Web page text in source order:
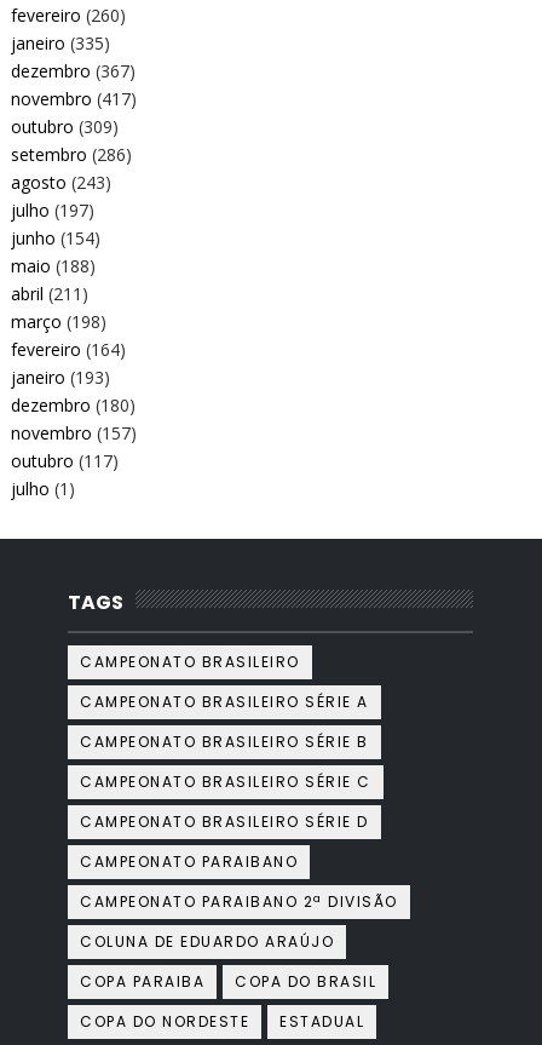
fevereiro (260)
janeiro (335)
dezembro (367)
novembro (417)
outubro (309)
setembro (286)
agosto (243)
julho (197)
junho (154)
maio (188)
abril (211)
março (198)
fevereiro (164)
janeiro (193)
dezembro (180)
novembro (157)
outubro (117)
julho (1)
TAGS
CAMPEONATO BRASILEIRO
CAMPEONATO BRASILEIRO SÉRIE A
CAMPEONATO BRASILEIRO SÉRIE B
CAMPEONATO BRASILEIRO SÉRIE C
CAMPEONATO BRASILEIRO SÉRIE D
CAMPEONATO PARAIBANO
CAMPEONATO PARAIBANO 2ª DIVISÃO
COLUNA DE EDUARDO ARAÚJO
COPA PARAIBA
COPA DO BRASIL
COPA DO NORDESTE
ESTADUAL